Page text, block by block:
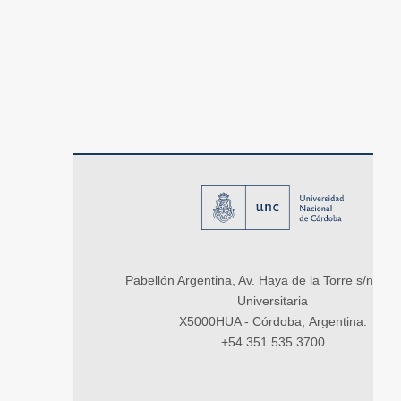
Pabellón Argentina, Av. Haya de la Torre s/n,
Universitaria
X5000HUA - Córdoba, Argentina.
+54 351 535 3700